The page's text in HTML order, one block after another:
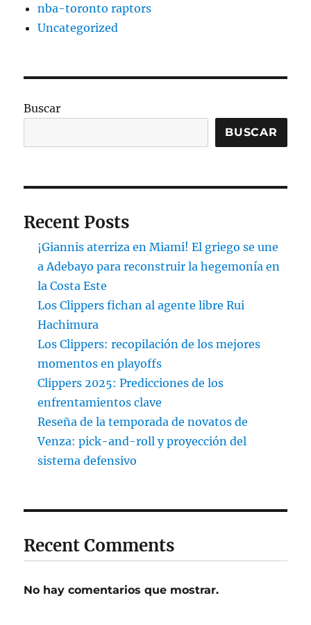
nba-toronto raptors
Uncategorized
Buscar
BUSCAR
Recent Posts
¡Giannis aterriza en Miami! El griego se une
a Adebayo para reconstruir la hegemonía en
la Costa Este
Los Clippers fichan al agente libre Rui
Hachimura
Los Clippers: recopilación de los mejores
momentos en playoffs
Clippers 2025: Predicciones de los
enfrentamientos clave
Reseña de la temporada de novatos de
Venza: pick-and-roll y proyección del
sistema defensivo
Recent Comments
No hay comentarios que mostrar.